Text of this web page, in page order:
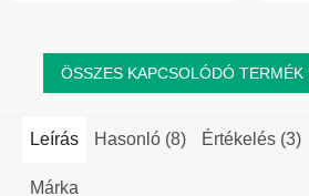
ÖSSZES KAPCSOLÓDÓ
Leírás Hasonló (8) Értékelés (3)
Márka